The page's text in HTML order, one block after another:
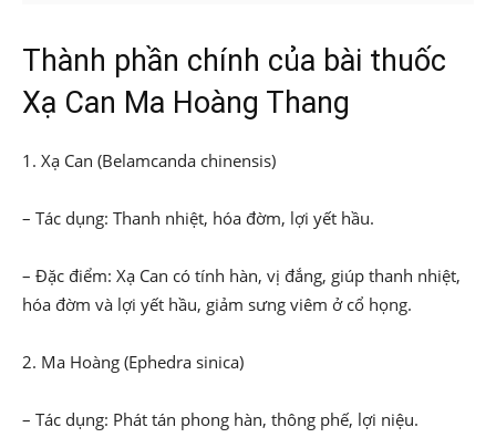
Thành phần chính của bài thuốc
Xạ Can Ma Hoàng Thang
1. Xạ Can (Belamcanda chinensis)
– Tác dụng: Thanh nhiệt, hóa đờm, lợi yết hầu.
– Đặc điểm: Xạ Can có tính hàn, vị đắng, giúp thanh nhiệt,
hóa đờm và lợi yết hầu, giảm sưng viêm ở cổ họng.
2. Ma Hoàng (Ephedra sinica)
– Tác dụng: Phát tán phong hàn, thông phế, lợi niệu.